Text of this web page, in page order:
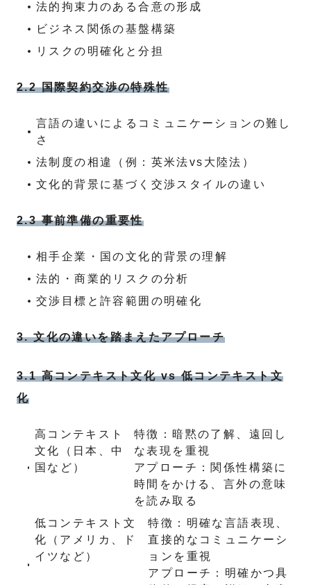
法的拘束力のある合意の形成
ビジネス関係の基盤構築
リスクの明確化と分担
2.2 国際契約交渉の特殊性
言語の違いによるコミュニケーションの難し
さ
法制度の相違（例：英米法vs大陸法）
文化的背景に基づく交渉スタイルの違い
2.3 事前準備の重要性
相手企業・国の文化的背景の理解
法的・商業的リスクの分析
交渉目標と許容範囲の明確化
3. 文化の違いを踏まえたアプローチ
3.1 高コンテキスト文化 vs 低コンテキスト文
化
高コンテキスト
文化（日本、中
国など）
特徴：暗黙の了解、遠回し
な表現を重視
アプローチ：関係性構築に
時間をかける、言外の意味
を読み取る
低コンテキスト文
化（アメリカ、ド
イツなど）
特徴：明確な言語表現、
直接的なコミュニケーシ
ョンを重視
アプローチ：明確かつ具